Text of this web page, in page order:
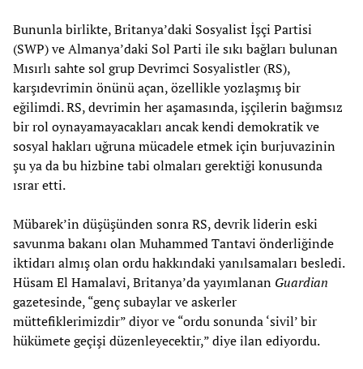
Bununla birlikte, Britanya’daki Sosyalist İşçi Partisi
(SWP) ve Almanya’daki Sol Parti ile sıkı bağları bulunan
Mısırlı sahte sol grup Devrimci Sosyalistler (RS),
karşıdevrimin önünü açan, özellikle yozlaşmış bir
eğilimdi. RS, devrimin her aşamasında, işçilerin bağımsız
bir rol oynayamayacakları ancak kendi demokratik ve
sosyal hakları uğruna mücadele etmek için burjuvazinin
şu ya da bu hizbine tabi olmaları gerektiği konusunda
ısrar etti.
Mübarek’in düşüşünden sonra RS, devrik liderin eski
savunma bakanı olan Muhammed Tantavi önderliğinde
iktidarı almış olan ordu hakkındaki yanılsamaları besledi.
Hüsam El Hamalavi, Britanya’da yayımlanan Guardian
gazetesinde, “genç subaylar ve askerler
müttefiklerimizdir” diyor ve “ordu sonunda ‘sivil’ bir
hükümete geçişi düzenleyecektir,” diye ilan ediyordu.